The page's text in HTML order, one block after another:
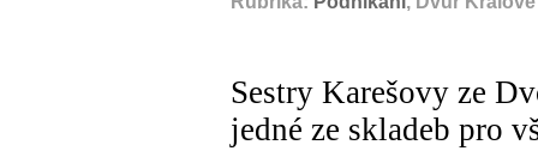
Sestry Karešovy ze
jedné ze skladeb pro